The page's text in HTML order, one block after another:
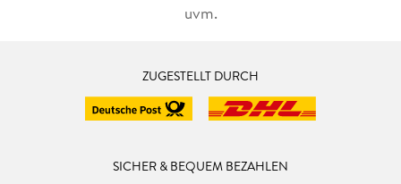
uvm.
ZUGESTELLT DURCH
SICHER & BEQUEM BEZAHLEN